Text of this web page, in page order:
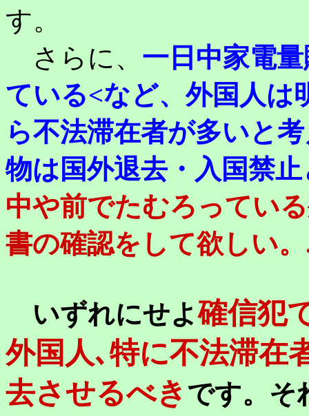
す。
さらに、 一日中家電
ている<など、外国人は
ら不法滞在者が多いと
物は国外退去・入国禁
中や前でたむろってい
書の確認をして欲しい。
いずれにせよ確信犯
外国人､特に不法滞在
去させるべき です。そ